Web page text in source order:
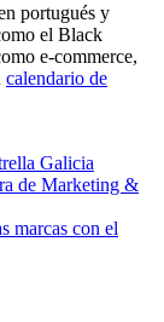
portugués y
el Black
e-commerce,
calendario de
Galicia
de Marketing &
marcas con el